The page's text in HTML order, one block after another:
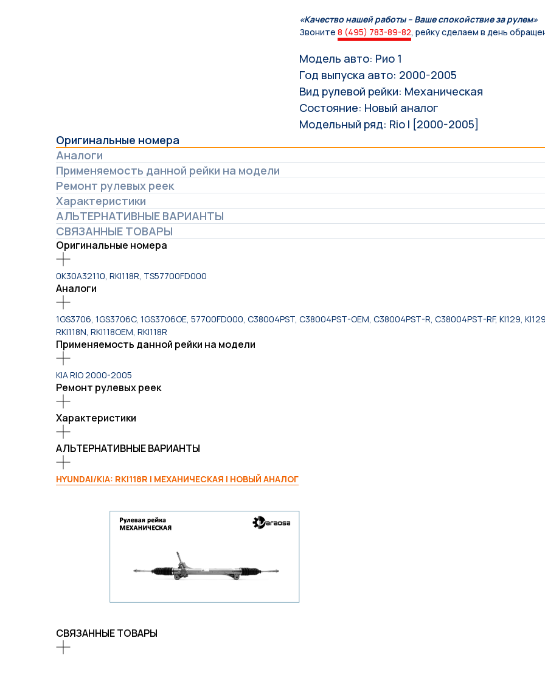
«Качество нашей работы – Ваше спокойствие за рулем»
Звоните 8 (495) 783-89-82, рейку сделаем в день
Модель авто: Рио 1
Год выпуска авто: 2000-2005
Вид рулевой рейки: Механическая
Состояние: Новый аналог
Модельный ряд: Rio I [2000-2005]
Оригинальные номера
Аналоги
Применяемость данной рейки на модели
Ремонт рулевых реек
Характеристики
АЛЬТЕРНАТИВНЫЕ ВАРИАНТЫ
СВЯЗАННЫЕ ТОВАРЫ
Оригинальные номера
0K30A32110, RKI118R, TS57700FD000
Аналоги
1GS3706, 1GS3706C, 1GS3706OE, 57700FD000, C38004PST, C38004PST-OEM, C38004PST-R, C38004PST-RF, KI129,
RKI118N, RKI118OEM, RKI118R
Применяемость данной рейки на модели
KIA RIO 2000-2005
Ремонт рулевых реек
Характеристики
АЛЬТЕРНАТИВНЫЕ ВАРИАНТЫ
HYUNDAI/KIA: RKI118R | МЕХАНИЧЕСКАЯ | НОВЫЙ АНАЛОГ
СВЯЗАННЫЕ ТОВАРЫ